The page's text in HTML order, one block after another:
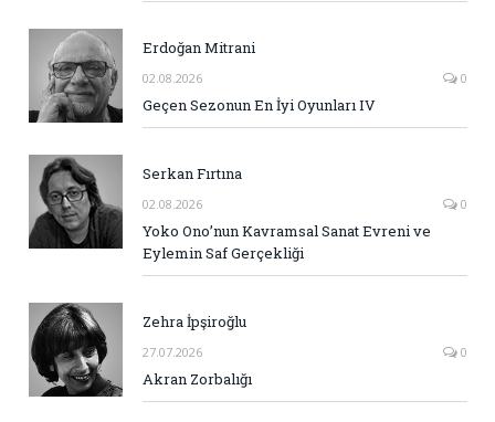
Erdoğan Mitrani
02.08.2026 0
Geçen Sezonun En İyi Oyunları IV
Serkan Fırtına
02.08.2026 0
Yoko Ono’nun Kavramsal Sanat Evreni ve
Eylemin Saf Gerçekliği
Zehra İpşiroğlu
27.07.2026 0
Akran Zorbalığı